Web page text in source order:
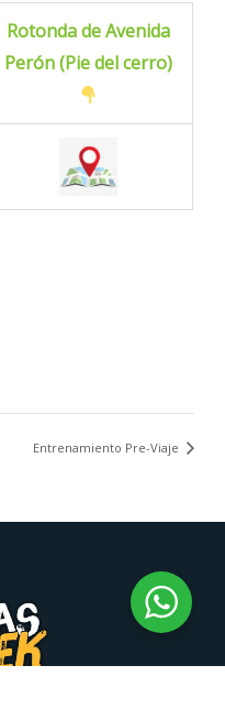
Rotonda de Avenida
Perón (Pie del cerro)
Entrenamiento Pre-Viaje